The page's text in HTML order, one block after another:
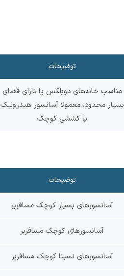
توضیحات
مناسب خانه‌های دوبلکس یا دارای فضای
بسیار محدود، معمولا آسانسور هیدرولیک
یا کششی کوچک
توضیحات
آسانسورهای بسیار کوچک مسافربر
آسانسورهای کوچک مسافربر
آسانسورهای نسبتا کوچک مسافربر